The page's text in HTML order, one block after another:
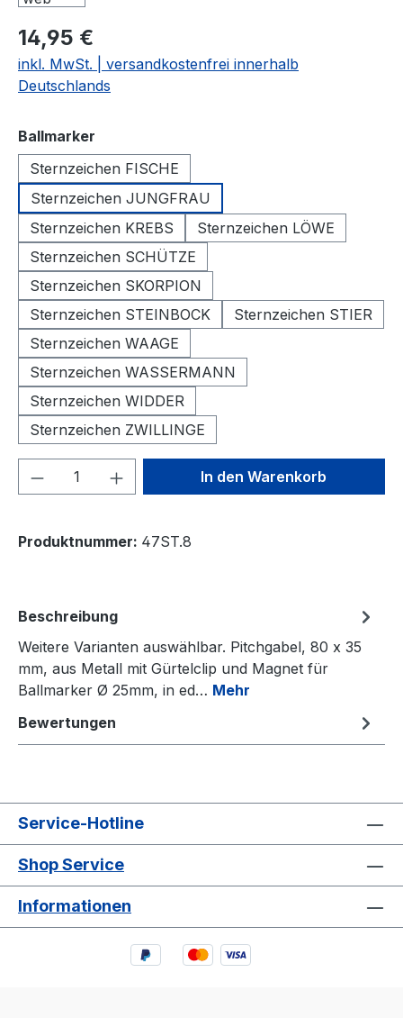
14,95 €
inkl. MwSt. | versandkostenfrei innerhalb
Deutschlands
Ballmarker
Sternzeichen FISCHE
Sternzeichen JUNGFRAU
Sternzeichen KREBS
Sternzeichen LÖWE
Sternzeichen SCHÜTZE
Sternzeichen SKORPION
Sternzeichen STEINBOCK
Sternzeichen STIER
Sternzeichen WAAGE
Sternzeichen WASSERMANN
Sternzeichen WIDDER
Sternzeichen ZWILLINGE
Produkt Anzahl: Gib denIn den Warenkorb
Produktnummer: 47ST.8
Beschreibung
Weitere Varianten auswählbar. Pitchgabel, 80 x 35
mm, aus Metall mit Gürtelclip und Magnet für
Ballmarker Ø 25mm, in ed… Mehr
Bewertungen
Service-Hotline
Shop Service
Informationen